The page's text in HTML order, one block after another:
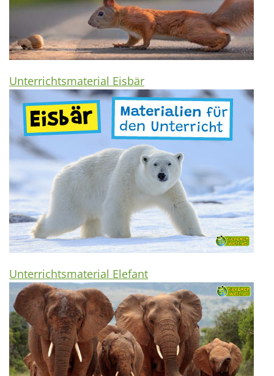
Unterrichtsmaterial Eisbär
Unterrichtsmaterial Elefant